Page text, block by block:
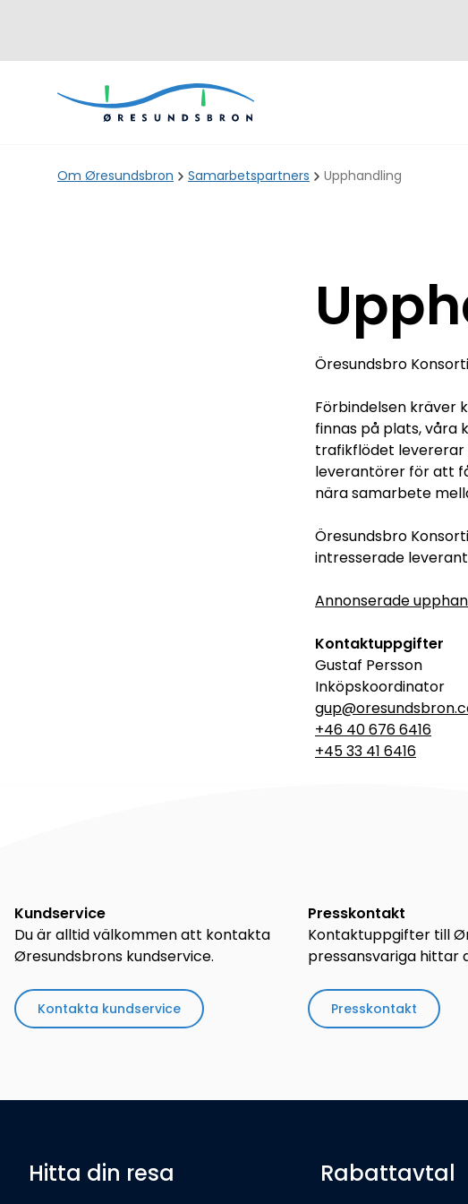
Om Øresundsbron Samarbetspartners Upphandling
Öresundsbro
Förbindelsen kräver
finnas på plats,
trafikflödet levererar
leverantörer för att
nära samarbete
Öresundsbro
intresserade
Annonserade
Kontaktuppgifter
Gustaf Persson
Inköpskoordinator
+46 40 676 6416
+45 33 41 6416
Kundservice
Du är alltid välkommen att kontakta
Øresundsbrons kundservice.
Kontakta kundservice
Presskontakt
Kontaktuppgifter till
pressansvariga hittar
Presskontakt
Hitta din resa Rabattavtal